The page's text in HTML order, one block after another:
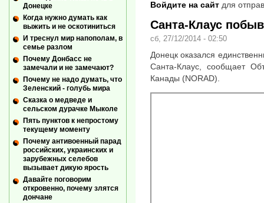
Войдите на сайт для
Санта-Клаус
сб, 27/12/2014 - 02:50
Донецк оказался
Санта-Клаус, сообщает
Канады (NORAD).
Донецке
Когда нужно думать как
выжить и не оскотиниться
И треснул мир напополам, в
семье разлом
Почему Донбасс не
замечали и не замечают?
Почему не надо думать, что
Зеленский - голубь мира
Сказка о медведе и
сельском дурачке Мыколе
Пять пунктов к непростому
текущему моменту
Почему антивоенный парад
российских, украинских и
зарубежных селебов
вызывает дикую ярость
Давайте поговорим
откровенно, почему злятся
дончане